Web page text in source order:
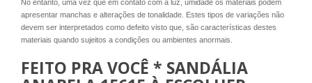
No entanto, uma vez que em contato com à luz, umidade os materiais podem
apresentar manchas e alterações de tonalidade. Estes tipos de variações não
devem ser interpretados como defeito visto que, são características destes
materiais quando sujeitos a condições ou ambientes anormais.
FEITO PRA VOCÊ * SANDÁLIA